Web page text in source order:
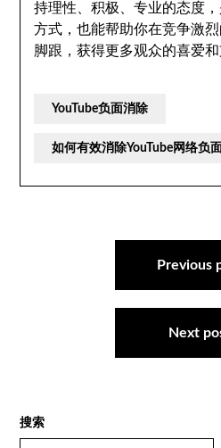
持理性、积极、专业的态度
方式，也能帮助你在竞争激烈
脚跟，获得更多观众的喜爱和
YouTube负面消除
如何有效消除YouTube网络负
Previous
Next
搜索